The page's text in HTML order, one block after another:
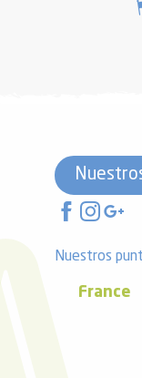
Nuestros
France